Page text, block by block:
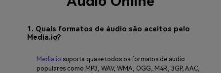
1. Quais formatos de áudio são aceitos pelo
Media.io?
Media.io suporta quase todos os formatos de áudio
populares como MP3, WAV, WMA, OGG, M4R, 3GP, AAC,